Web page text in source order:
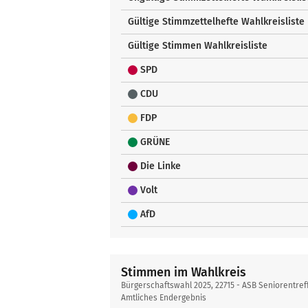
Gültige Stimmzettelhefte Wahlkreisliste
Gültige Stimmen Wahlkreisliste
SPD
CDU
FDP
GRÜNE
Die Linke
Volt
AfD
Stimmen im Wahlkreis
Bürgerschaftswahl 2025, 22715 - ASB
Amtliches Endergebnis